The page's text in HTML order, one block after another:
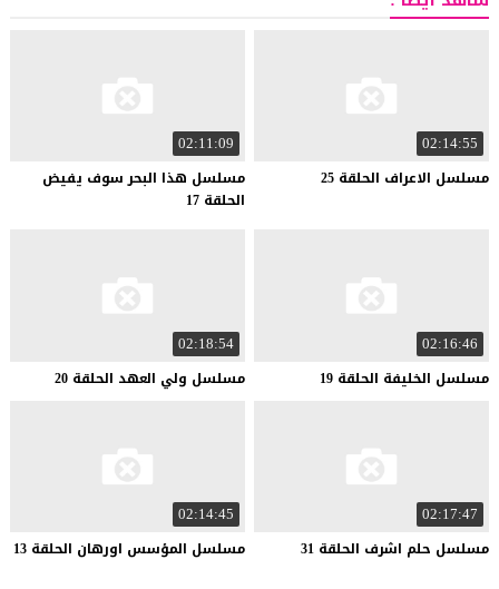
02:14:55
مسلسل الاعراف الحلقة 25
02:11:09
مسلسل هذا البحر سوف يفيض
الحلقة 17
02:16:46
مسلسل الخليفة الحلقة 19
02:18:54
مسلسل ولي العهد الحلقة 20
02:17:47
مسلسل حلم اشرف الحلقة 31
02:14:45
مسلسل المؤسس اورهان الحلقة 13